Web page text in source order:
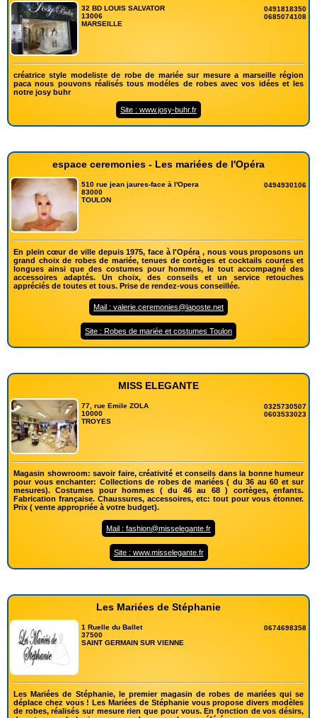
32 BD LOUIS SALVATOR
13006
MARSEILLE
0491818350
0685074108
créatrice style modeliste de robe de mariée sur mesure a marseille région
paca nous pouvons réalisés tous modéles de robes avec vos idées et les
notre josy buhr
Site : www.josy-buhr.fr
espace ceremonies - Les mariées de l'Opéra
510 rue jean jaures-face à l'Opera
83000
TOULON
0494930106
En plein cœur de ville depuis 1975, face à l'Opéra , nous vous proposons un
grand choix de robes de mariée, tenues de cortèges et cocktails courtes et
longues ainsi que des costumes pour hommes, le tout accompagné des
accessoires adaptés. Un choix, des conseils et un service retouches
appréciés de toutes et tous. Prise de rendez-vous conseillée.
Mail : valerie.ceremonies@laposte.net
Site : Robes de mariée et costumes Toulon
MISS ELEGANTE
77, rue Emile ZOLA
10000
TROYES
0325730507
0603533023
Magasin showroom: savoir faire, créativité et conseils dans la bonne humeur
pour vous enchanter: Collections de robes de mariées ( du 36 au 60 et sur
mesures). Costumes pour hommes ( du 46 au 68 ) cortèges, enfants.
Fabrication française. Chaussures, accessoires, etc: tout pour vous étonner.
Prix ( vente appropriée à votre budget).
Mail : fashion@misselegante.fr
Site : www.misselegante.fr
Les Mariées de Stéphanie
1 Ruelle du Ballet
37500
SAINT GERMAIN SUR VIENNE
0674698358
Les Mariées de Stéphanie, le premier magasin de robes de mariées qui se
déplace chez vous ! Les Mariées de Stéphanie vous propose divers modèles
de robes, réalisés sur mesure rien que pour vous. En fonction de vos désirs,